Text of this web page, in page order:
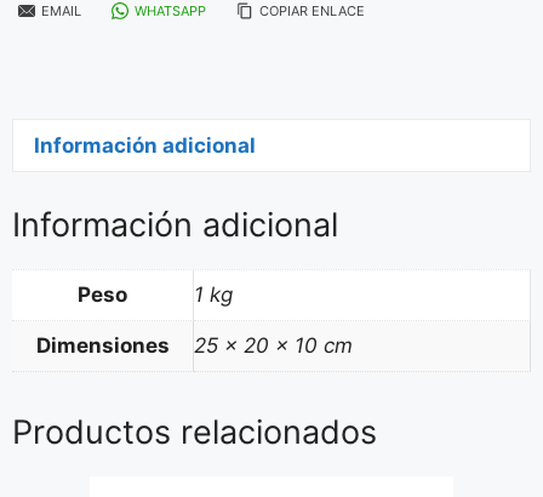
EMAIL WHATSAPP COPIAR ENLACE
Información adicional
Información adicional
Peso 1 kg
Dimensiones 25 × 20 × 10 cm
Productos relacionados